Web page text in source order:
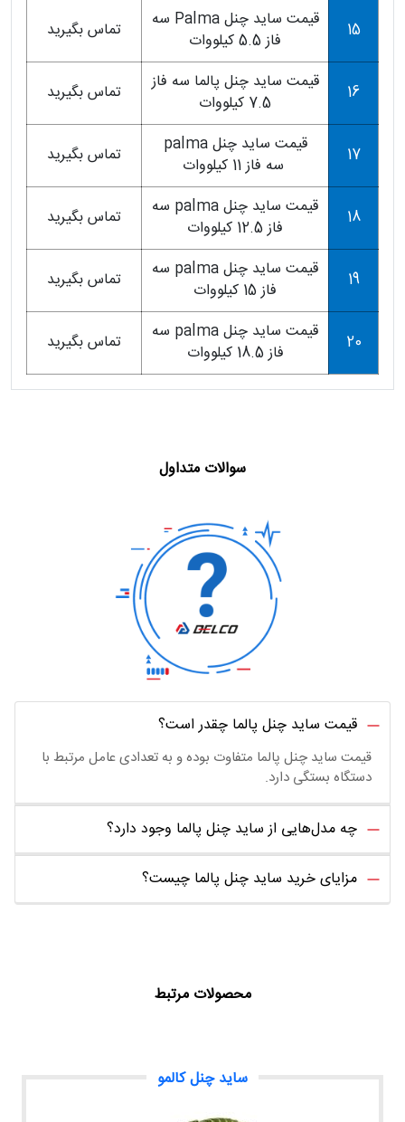
15
قیمت ساید چنل Palma سه
فاز 5.5 کیلووات
تماس بگیرید
16
قیمت ساید چنل پالما سه فاز
7.5 کیلووات
تماس بگیرید
17
قیمت ساید چنل palma
سه فاز 11 کیلووات
تماس بگیرید
18
قیمت ساید چنل palma سه
فاز 12.5 کیلووات
تماس بگیرید
19
قیمت ساید چنل palma سه
فاز 15 کیلووات
تماس بگیرید
20
قیمت ساید چنل palma سه
فاز 18.5 کیلووات
تماس بگیرید
سوالات متداول
قیمت ساید چنل پالما چقدر است؟
قیمت ساید چنل پالما متفاوت بوده و به تعدادی عامل مرتبط با
دستگاه بستگی دارد.
چه مدل‌هایی از ساید چنل پالما وجود دارد؟
مزایای خرید ساید چنل پالما چیست؟
محصولات مرتبط
ساید چنل کالمو